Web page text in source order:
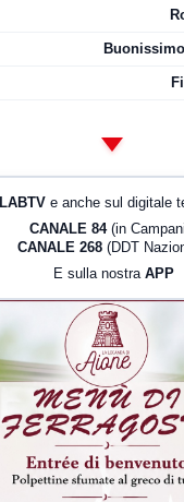
LABTV e anche sul digitale
CANALE 84 (in
CANALE 268 (DDT
E sulla nostra APP